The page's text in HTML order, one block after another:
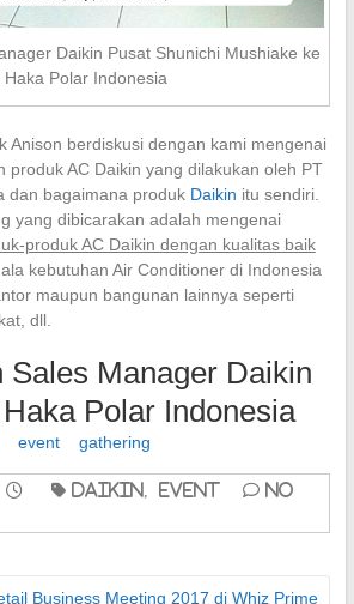
Daikin Pusat Shunichi Mushiake ke
Haka Polar Indonesia
Anison berdiskusi dengan kami mengenai
produk AC Daikin yang dilakukan oleh PT
dan bagaimana produk Daikin itu sendiri.
yang dibicarakan adalah mengenai
produk AC Daikin dengan kualitas baik
kebutuhan Air Conditioner di Indonesia
maupun bangunan lainnya seperti
dll.
Sales Manager Daikin
Polar Indonesia
event gathering
Daikin, Event
No
Business Meeting 2017 di Whiz Prime